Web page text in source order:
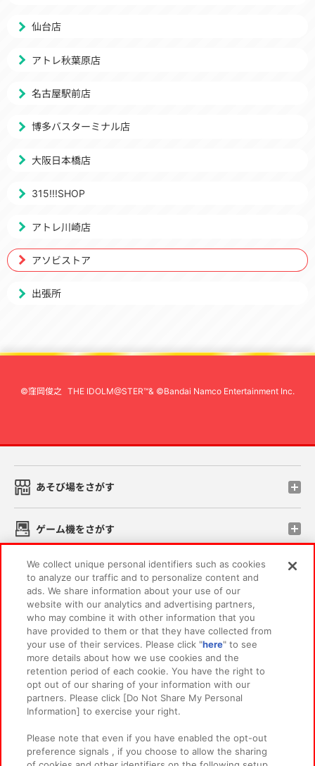
仙台店
アトレ秋葉原店
名古屋駅前店
博多バスターミナル店
大阪日本橋店
315!!!SHOP
アトレ川崎店
アソビストア
出張所
©窪岡俊之 THE IDOLM@STER™& ©Bandai Namco Entertainment Inc.
あそび場をさがす
ゲーム機をさがす
スマホ・PCであそぶ
イベント・キャンペーン
関連会社 サステナビリティ サイトポリシー
プライバシーポリシー ウェブアクセシビリティ方針と検証結果
カスタマーハラスメント対応方針 よくあるご質問・お問い合わせ
We collect unique personal identifiers such as cookies
to analyze our traffic and to personalize content and
ads. We share information about your use of our
website with our analytics and advertising partners,
who may combine it with other information that you
have provided to them or that they have collected from
your use of their services. Please click "here" to see
more details about how we use cookies and the
retention period of each cookie. You have the right to
opt out of our sharing of your information with our
partners. Please click [Do Not Share My Personal
Information] to exercise your right.
Please note that even if you have enabled the opt-out
preference signals , if you choose to allow the sharing